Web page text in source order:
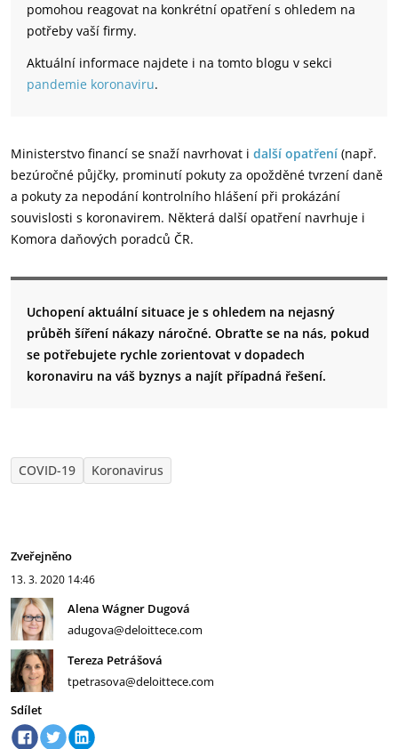
pomohou reagovat na konkrétní opatření s ohledem na
potřeby vaší firmy.
Aktuální informace najdete i na tomto blogu v sekci
pandemie koronaviru.
Ministerstvo financí se snaží navrhovat i další opatření (např.
bezúročné půjčky, prominutí pokuty za opožděné tvrzení daně
a pokuty za nepodání kontrolního hlášení při prokázání
souvislosti s koronavirem. Některá další opatření navrhuje i
Komora daňových poradců ČR.
Uchopení aktuální situace je s ohledem na nejasný
průběh šíření nákazy náročné. Obraťte se na nás, pokud
se potřebujete rychle zorientovat v dopadech
koronaviru na váš byznys a najít případná řešení.
COVID-19 Koronavirus
Zveřejněno
13. 3. 2020 14:46
Alena Wágner Dugová
adugova@deloittece.com
Tereza Petrášová
tpetrasova@deloittece.com
Sdílet